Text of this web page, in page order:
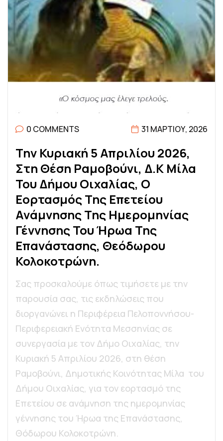
0 COMMENTS 31 ΜΑΡΤΊΟΥ, 2026
ΤΗΝ ΚΥΡΙΑΚΉ 5 ΑΠΡΙΛΊΟΥ 2026,
ΣΤΗ ΘΈΣΗ ΡΑΜΟΒΟΎΝΙ, Δ.Κ ΜΊΛΑ
ΤΟΥ ΔΉΜΟΥ ΟΙΧΑΛΊΑΣ, Ο
ΕΟΡΤΑΣΜΌΣΤΗΣ ΕΠΕΤΕΊΟΥ
ΑΝΆΜΝΗΣΗΣΤΗΣ ΗΜΕΡΟΜΗΝΊΑΣ
ΓΈΝΝΗΣΗΣΤΟΥΉΡΩΑ ΤΗΣ
ΕΠΑΝΆΣΤΑΣΗΣ, ΘΕΌΔΩΡΟΥ
ΚΟΛΟΚΟΤΡΏΝΗ.
Σας προσκαλούμε όπως τιμήσετε με την
παρουσία σας, τις εκδηλώσεις που
διοργανώνει η Περιφέρεια Πελοποννήσου-
Περιφερειακή Ενότητα Μεσσηνίας σε
συνεργασία με τον Δήμο Οιχαλίας, την
Κυριακή 5 Απριλίου 2026, στη θέση
Ραμοβούνι, Δημοτικής Κοινότητας Μίλα του
Δήμου Οιχαλίας, για τον εορτασμό της
Επετείου σε ανάμνηση της ημερομηνίας
γέννησης του Ήρωα της Επανάστασης,
Θόδωρου Κολοκοτρώνη.